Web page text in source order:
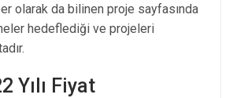
olarak da bilinen proje sayfasında
neler hedeflediği ve projeleri
Yılı Fiyat